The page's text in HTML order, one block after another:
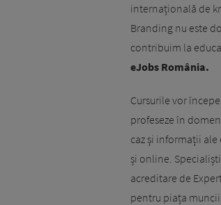
internațională de
Branding nu este
contribuim la
eJobs România.
Cursurile vor
profeseze în
caz și informații
și online.
acreditare de
pentru piața